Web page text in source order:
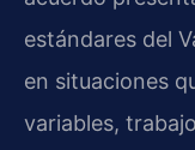
estándares del
en situaciones
variables,